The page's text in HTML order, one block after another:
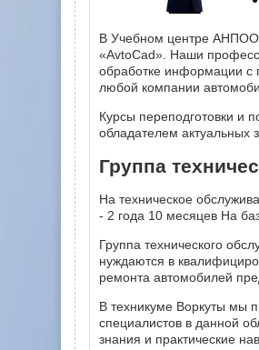
В Учебном центре АНПОО
«AvtoCаd». Наши
обработке информации с
любой компании
Курсы переподготовки и
обладателем актуальных
Группа
На техническое
- 2 года 10 месяцев На
Группа технического
нуждаются в
ремонта автомобилей
В техникуме Воркуты мы
специалистов в данной
знания и практические